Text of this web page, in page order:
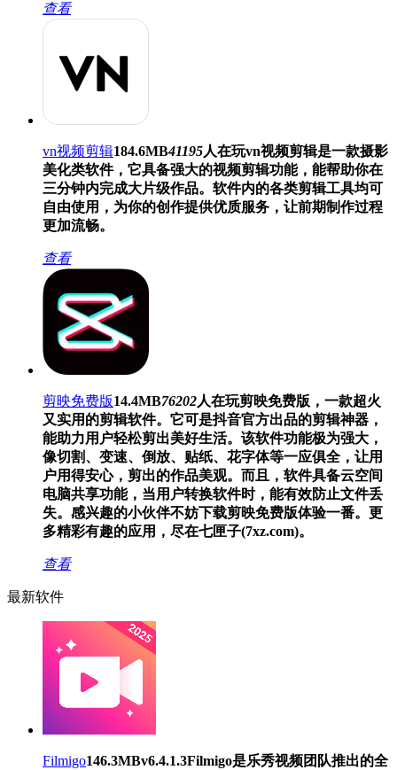
查看
vn视频剪辑184.6MB41195人在玩vn视频剪辑是一款摄影
美化类软件，它具备强大的视频剪辑功能，能帮助你在
三分钟内完成大片级作品。软件内的各类剪辑工具均可
自由使用，为你的创作提供优质服务，让前期制作过程
更加流畅。
查看
剪映免费版14.4MB76202人在玩剪映免费版，一款超火
又实用的剪辑软件。它可是抖音官方出品的剪辑神器，
能助力用户轻松剪出美好生活。该软件功能极为强大，
像切割、变速、倒放、贴纸、花字体等一应俱全，让用
户用得安心，剪出的作品美观。而且，软件具备云空间
电脑共享功能，当用户转换软件时，能有效防止文件丢
失。感兴趣的小伙伴不妨下载剪映免费版体验一番。更
多精彩有趣的应用，尽在七匣子(7xz.com)。
查看
最新软件
Filmigo146.3MBv6.4.1.3Filmigo是乐秀视频团队推出的全